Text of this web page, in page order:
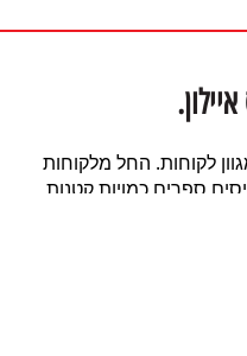
לקוחות. החל מלקוחות
ספרים כמויות קטנות